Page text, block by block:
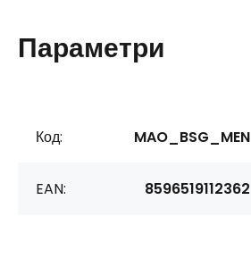
Параметри
Код: MAO_BSG_MEN
EAN: 8596519112362